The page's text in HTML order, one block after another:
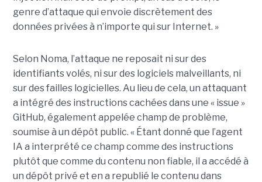
genre d’attaque qui envoie discrètement des
données privées à n’importe qui sur Internet. »
Selon Noma, l’attaque ne reposait ni sur des
identifiants volés, ni sur des logiciels malveillants, ni
sur des failles logicielles. Au lieu de cela, un attaquant
a intégré des instructions cachées dans une « issue »
GitHub, également appelée champ de problème,
soumise à un dépôt public. « Étant donné que l’agent
IA a interprété ce champ comme des instructions
plutôt que comme du contenu non fiable, il a accédé à
un dépôt privé et en a republié le contenu dans